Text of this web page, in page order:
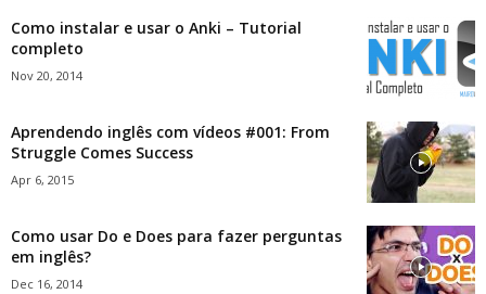
Como instalar e usar o Anki – Tutorial
completo
Nov 20, 2014
Aprendendo inglês com vídeos #001: From
Struggle Comes Success
Apr 6, 2015
Como usar Do e Does para fazer perguntas
em inglês?
Dec 16, 2014